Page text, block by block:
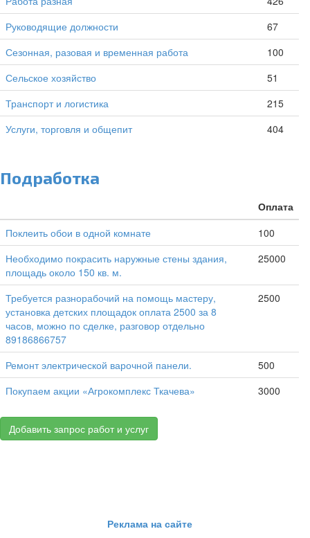
Руководящие должности
67
Сезонная, разовая и временная работа
100
Сельское хозяйство
51
Транспорт и логистика
215
Услуги, торговля и общепит
404
Подработка
Оплата
Поклеить обои в одной комнате
100
Необходимо покрасить наружные стены здания,
площадь около 150 кв. м.
25000
Требуется разнорабочий на помощь мастеру,
установка детских площадок оплата 2500 за 8
часов, можно по сделке, разговор отдельно
89186866757
2500
Ремонт электрической варочной панели.
500
Покупаем акции «Агрокомплекс Ткачева»
3000
Добавить запрос работ и услуг
Реклама на сайте